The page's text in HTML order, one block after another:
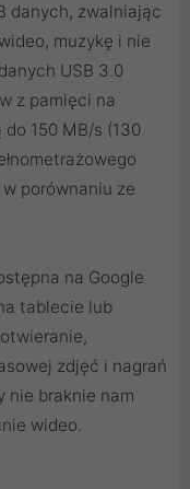
danych, zwalniając
muzykę i nie
USB 3.0
z pamięci na
150 MB/s (130
porównaniu ze
na Google
tablecie lub
zdjęć i nagrań
nie braknie nam
wideo.